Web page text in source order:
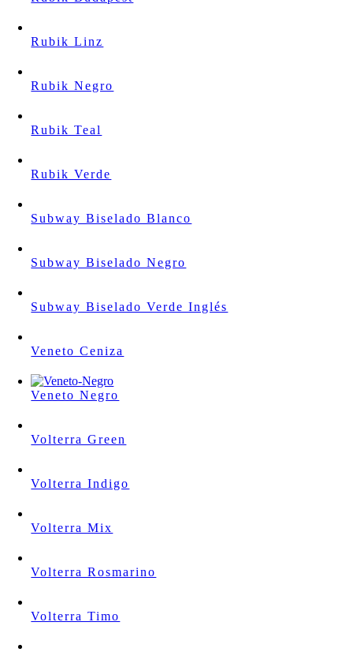
Rubik Linz
Rubik Negro
Rubik Teal
Rubik Verde
Subway Biselado Blanco
Subway Biselado Negro
Subway Biselado Verde Inglés
Veneto Ceniza
Veneto Negro
Volterra Green
Volterra Indigo
Volterra Mix
Volterra Rosmarino
Volterra Timo